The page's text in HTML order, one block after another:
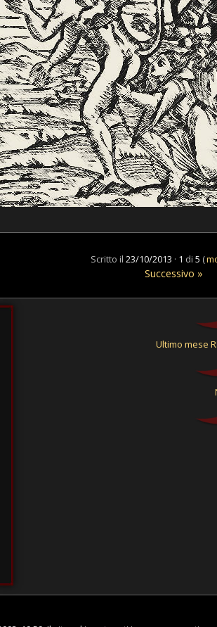
Scritto il23/10/2013 · 1 di5 (
Successivo »
Ultimo mese